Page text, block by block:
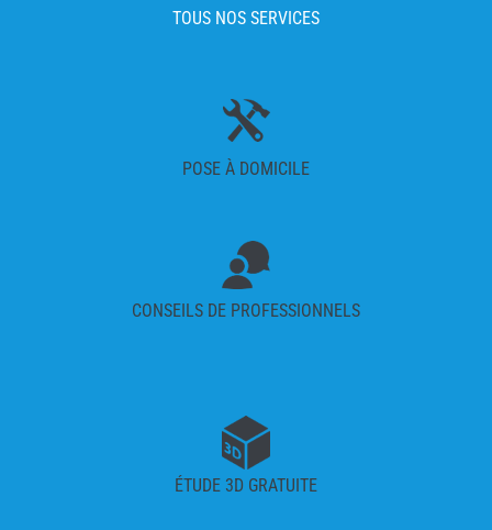
TOUS NOS SERVICES
POSE À DOMICILE
CONSEILS DE PROFESSIONNELS
ÉTUDE 3D GRATUITE